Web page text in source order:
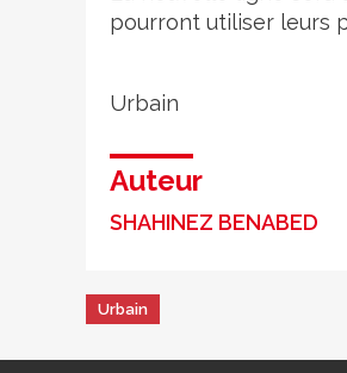
pourront utiliser leurs
Urbain
Auteur
SHAHINEZ BENABED
Urbain